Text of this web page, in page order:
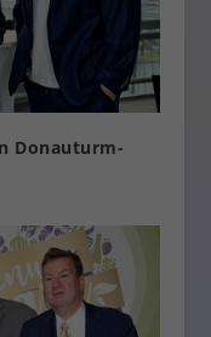
Donauturm-